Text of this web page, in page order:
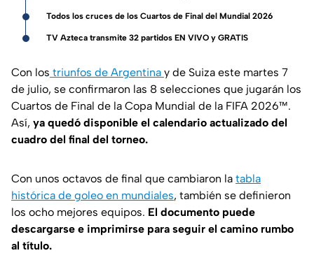
Todos los cruces de los Cuartos de Final del Mundial 2026
TV Azteca transmite 32 partidos EN VIVO y GRATIS
Con los triunfos de Argentina y de Suiza este martes 7
de julio, se confirmaron las 8 selecciones que jugarán los
Cuartos de Final de la Copa Mundial de la FIFA 2026™.
Así, ya quedó disponible el calendario actualizado del
cuadro del final del torneo.
Con unos octavos de final que cambiaron la tabla
histórica de goleo en mundiales, también se definieron
los ocho mejores equipos. El documento puede
descargarse e imprimirse para seguir el camino rumbo
al título.